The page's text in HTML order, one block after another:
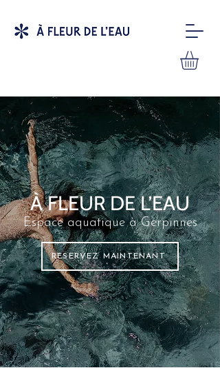
À FLEUR DE L’EAU
Espace aquatique à Gerpinnes
RÉSERVEZ MAINTENANT